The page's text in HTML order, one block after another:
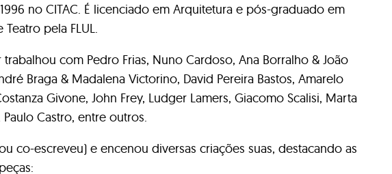
no CITAC. É licenciado em Arquitetura e pós-graduado em
pela FLUL.
com Pedro Frias, Nuno Cardoso, Ana Borralho & João
Braga & Madalena Victorino, David Pereira Bastos, Amarelo
Givone, John Frey, Ludger Lamers, Giacomo Scalisi, Marta
Paulo Castro, entre outros.
co-escreveu) e encenou diversas criações suas, destacando as